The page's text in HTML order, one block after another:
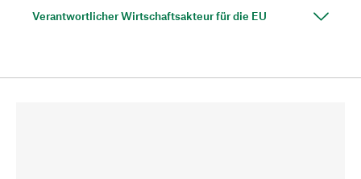
Verantwortlicher Wirtschaftsakteur für die EU